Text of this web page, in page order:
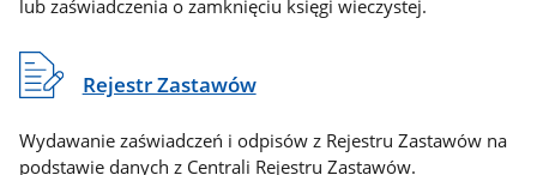
lub zaświadczenia o zamknięciu księgi wieczystej.
Rejestr Zastawów
Wydawanie zaświadczeń i odpisów z Rejestru Zastawów na
podstawie danych z Centrali Rejestru Zastawów.